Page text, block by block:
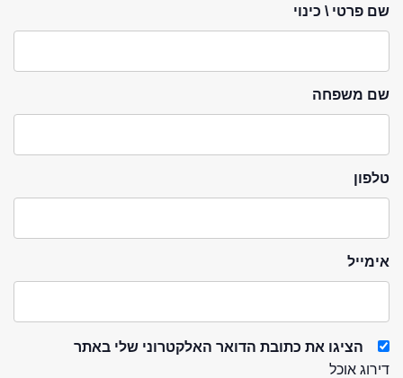
שם פרטי \ כינוי
שם משפחה
טלפון
אימייל
הציגו את כתובת הדואר האלקטרוני שלי באתר
דירוג אוכל